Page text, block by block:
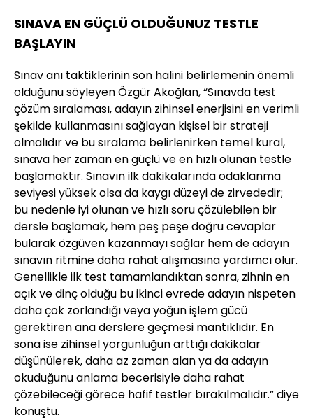
SINAVA EN GÜÇLÜ OLDUĞUNUZ TESTLE
BAŞLAYIN
Sınav anı taktiklerinin son halini belirlemenin önemli
olduğunu söyleyen Özgür Akoğlan, “Sınavda test
çözüm sıralaması, adayın zihinsel enerjisini en verimli
şekilde kullanmasını sağlayan kişisel bir strateji
olmalıdır ve bu sıralama belirlenirken temel kural,
sınava her zaman en güçlü ve en hızlı olunan testle
başlamaktır. Sınavın ilk dakikalarında odaklanma
seviyesi yüksek olsa da kaygı düzeyi de zirvededir;
bu nedenle iyi olunan ve hızlı soru çözülebilen bir
dersle başlamak, hem peş peşe doğru cevaplar
bularak özgüven kazanmayı sağlar hem de adayın
sınavın ritmine daha rahat alışmasına yardımcı olur.
Genellikle ilk test tamamlandıktan sonra, zihnin en
açık ve dinç olduğu bu ikinci evrede adayın nispeten
daha çok zorlandığı veya yoğun işlem gücü
gerektiren ana derslere geçmesi mantıklıdır. En
sona ise zihinsel yorgunluğun arttığı dakikalar
düşünülerek, daha az zaman alan ya da adayın
okuduğunu anlama becerisiyle daha rahat
çözebileceği görece hafif testler bırakılmalıdır.” diye
konuştu.